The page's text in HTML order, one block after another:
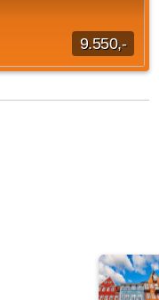
9.550,-
kan være noget